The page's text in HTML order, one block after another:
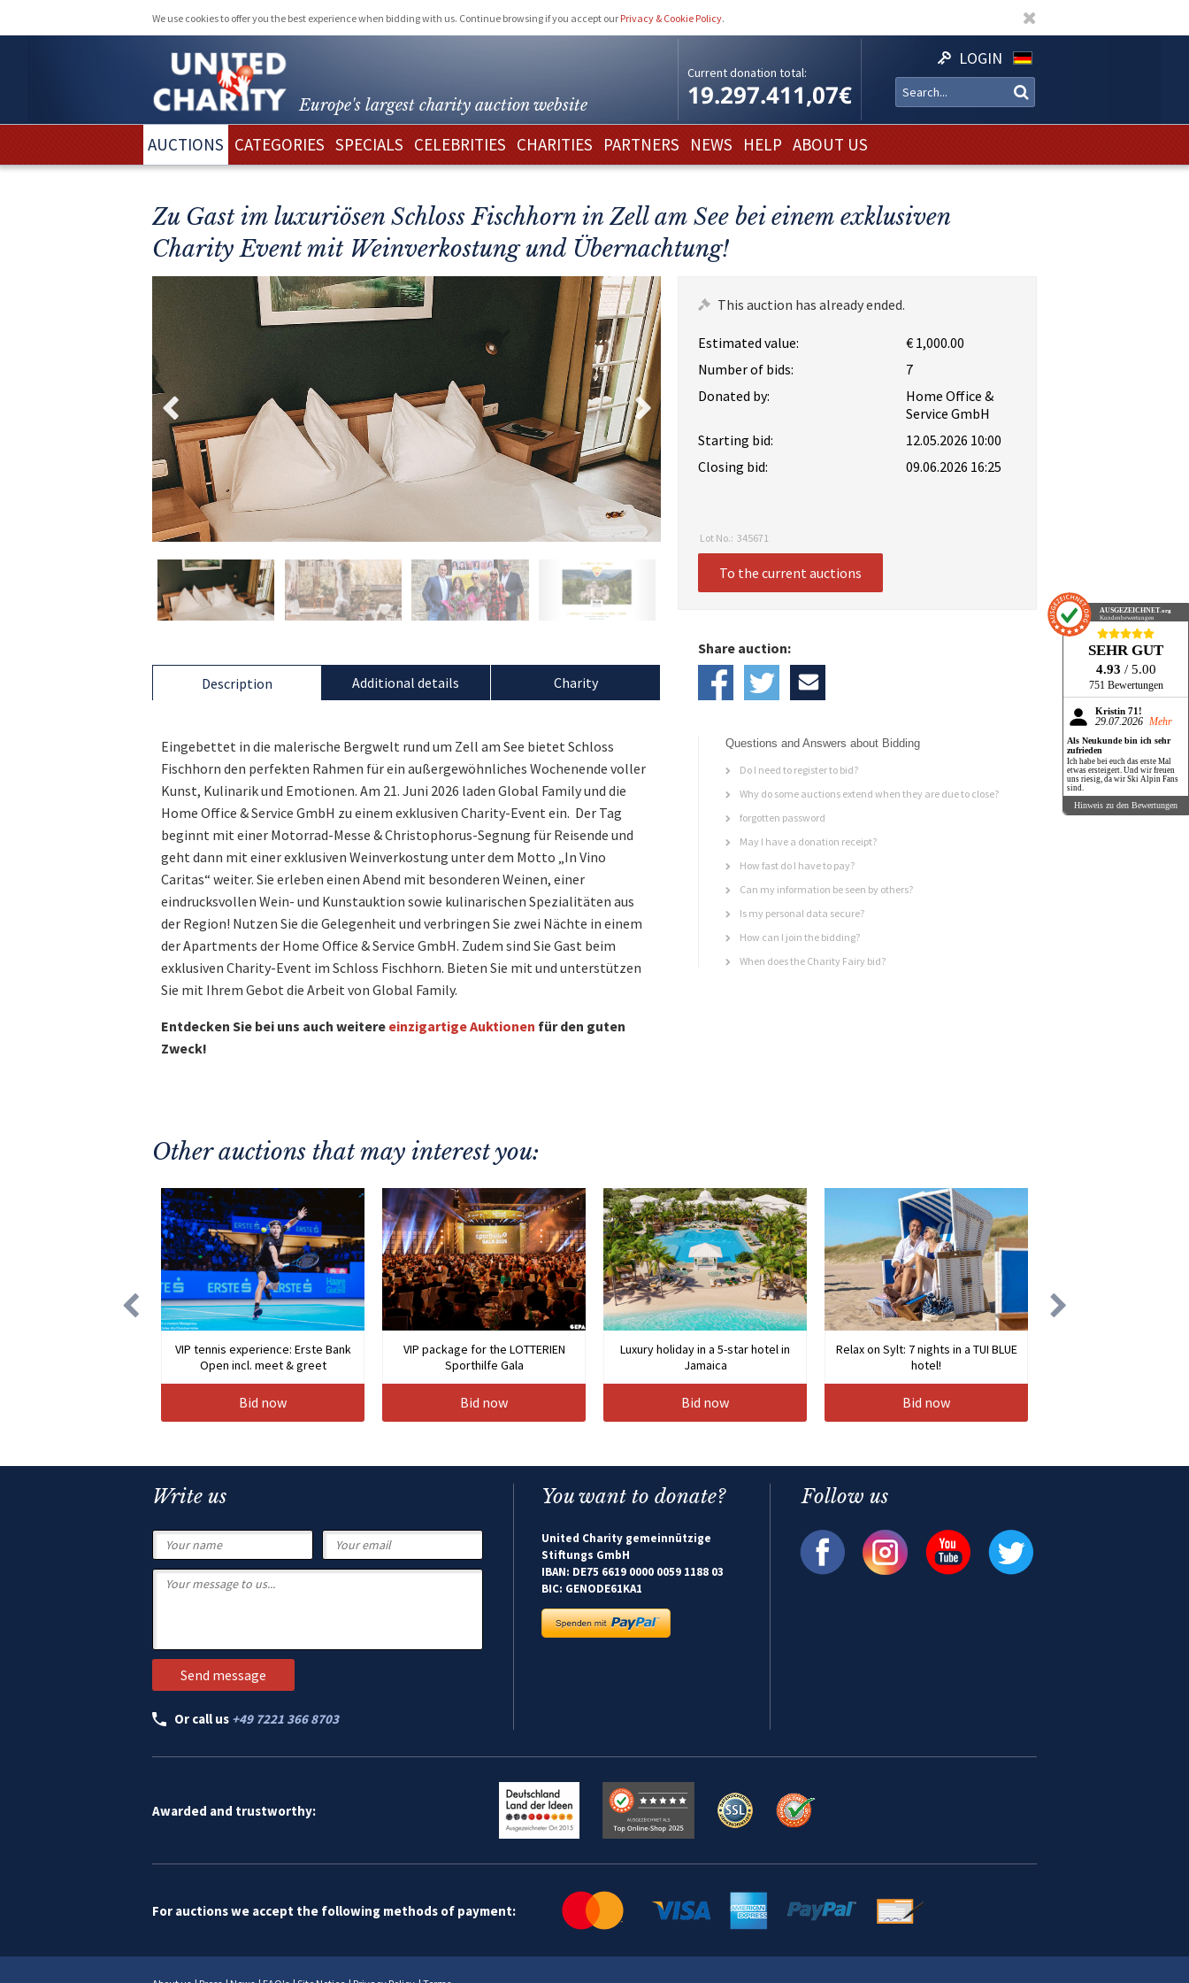
We use cookies to offer you the best experience when bidding with us. Continue browsing if you accept our Privacy & Cookie Policy.
Europe's largest charity auction website
Current donation total:
19.297.411,07€
LOGIN
AUCTIONS CATEGORIES SPECIALS CELEBRITIES CHARITIES PARTNERS NEWS HELP ABOUT US
Zu Gast im luxuriösen Schloss Fischhorn in Zell am See bei einem exklusiven
Charity Event mit Weinverkostung und Übernachtung!
This auction has already ended.
Estimated value:
€ 1,000.00
Number of bids:
7
Donated by:
Home Office &
Service GmbH
Starting bid:
12.05.2026 10:00
Closing bid:
09.06.2026 16:25
Lot No.: 345671
To the current auctions
Description
Eingebettet in die malerische Bergwelt rund um Zell am See bietet Schloss
Fischhorn den perfekten Rahmen für ein außergewöhnliches Wochenende voller
Kunst, Kulinarik und Emotionen. Am 21. Juni 2026 laden Global Family und die
Home Office & Service GmbH zu einem exklusiven Charity-Event ein. Der Tag
beginnt mit einer Motorrad-Messe & Christophorus-Segnung für Reisende und
geht dann mit einer exklusiven Weinverkostung unter dem Motto „In Vino
Caritas“ weiter. Sie erleben einen Abend mit besonderen Weinen, einer
eindrucksvollen Wein- und Kunstauktion sowie kulinarischen Spezialitäten aus
der Region! Nutzen Sie die Gelegenheit und verbringen Sie zwei Nächte in einem
der Apartments der Home Office & Service GmbH. Zudem sind Sie Gast beim
exklusiven Charity-Event im Schloss Fischhorn. Bieten Sie mit und unterstützen
Sie mit Ihrem Gebot die Arbeit von Global Family.
Entdecken Sie bei uns auch weitere einzigartige Auktionen für den guten
Zweck!
Additional details Charity
Share auction:
Questions and Answers about Bidding
Do I need to register to bid?
Why do some auctions extend when they are due to close?
forgotten password
May I have a donation receipt?
How fast do I have to pay?
Can my information be seen by others?
Is my personal data secure?
How can I join the bidding?
When does the Charity Fairy bid?
Other auctions that may interest you:
VIP tennis experience: Erste Bank
Open incl. meet & greet
Bid now
VIP package for the LOTTERIEN
Sporthilfe Gala
Bid now
Luxury holiday in a 5-star hotel in
Jamaica
Bid now
Relax on Sylt: 7 nights in a TUI BLUE
hotel!
Bid now
Write us
Or call us +49 7221 366 8703
You want to donate?
United Charity gemeinnützige
Stiftungs GmbH
IBAN: DE75 6619 0000 0059 1188 03
BIC: GENODE61KA1
Follow us
Awarded and trustworthy:
For auctions we accept the following methods of payment:
AUSGEZEICHNET.org
Kundenbewertungen
SEHR GUT
4.93 / 5.00
751 Bewertungen
Kristin 71!
29.07.2026 Mehr
Als Neukunde bin ich sehr
zufrieden
Ich habe bei euch das erste Mal
etwas ersteigert. Und wir freuen
uns riesig, da wir Ski Alpin Fans
sind.
Hinweis zu den Bewertungen